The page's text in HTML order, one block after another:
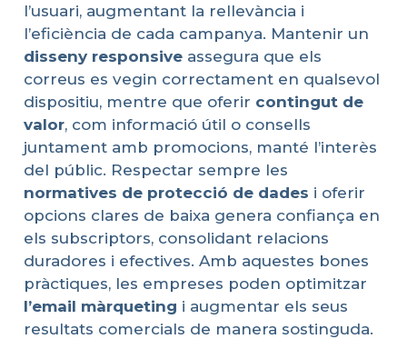
l’usuari, augmentant la rellevància i
l’eficiència de cada campanya. Mantenir un
dissenyresponsiveassegura que els
correus es vegin correctament en qualsevol
dispositiu, mentre que oferir contingutde
valor, com informació útil o consells
juntament amb promocions, manté l’interès
del públic. Respectar sempre les
normatives de protecció de dades i oferir
opcions clares de baixa genera confiança en
els subscriptors, consolidant relacions
duradores i efectives. Amb aquestes bones
pràctiques, les empreses poden optimitzar
l’email màrqueting i augmentar els seus
resultats comercials de manera sostinguda.